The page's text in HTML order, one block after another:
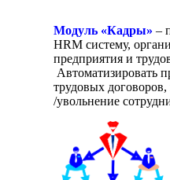
Модуль «Кадры» –
HRM систему,
предприятия и
Автоматизировать
трудовых
/увольнение